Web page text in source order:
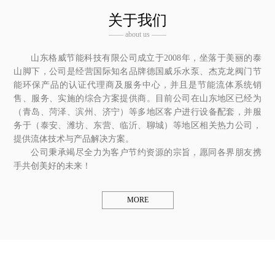
关于我们
—— about us ——
山东格威节能科技有限公司成立于2008年，坐落于美丽的泰
山脚下，公司是经营国际知名品牌德国威乐水泵、杰克龙阀门节
能环保产品的认证代理商及服务中心，并且是节能流体系统销
售、服务、实施的综合方案提供商。目前公司在山东地区已经为
（青岛、菏泽、滨州、济宁）等多地区客户进行设备配套，并服
务于（泰安、潍坊、东营、临沂、聊城）等地区相关热力公司，
提供流体技术与产品解决方案。
公司秉承竭尽全力为客户节约资源的宗旨，愿同各界朋友携
手共创美好的未来！
MORE